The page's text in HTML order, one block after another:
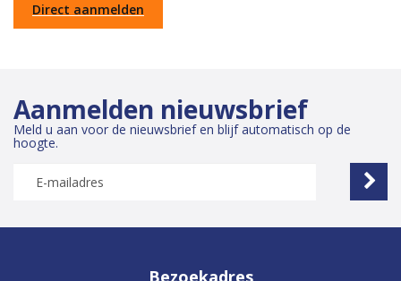
Direct aanmelden
Aanmelden nieuwsbrief
Meld u aan voor de nieuwsbrief en blijf automatisch op de
hoogte.
Bezoekadres